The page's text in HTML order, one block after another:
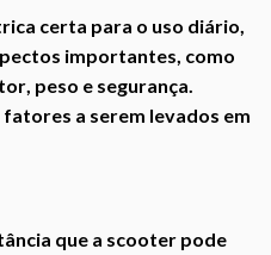
certa para o uso diário,
importantes, como
peso e segurança
a serem levados em
que a scooter pode